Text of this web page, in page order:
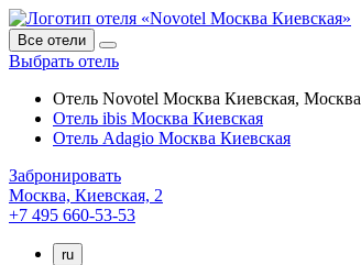
Все отели
Выбрать отель
Отель Novotel Москва Киевская, Москва
Отель ibis Москва Киевская
Отель Adagio Москва Киевская
Забронировать
Москва, Киевская, 2
+7 495 660-53-53
ru